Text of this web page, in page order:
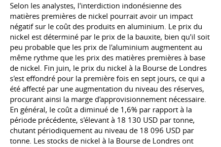
Selon les analystes, l'interdiction indonésienne des
matières premières de nickel pourrait avoir un impact
négatif sur le coût des produits en aluminium. Le prix du
nickel est déterminé par le prix de la bauxite, bien qu'il soit
peu probable que les prix de l'aluminium augmentent au
même rythme que les prix des matières premières à base
de nickel. Fin juin, le prix du nickel à la Bourse de Londres
s'est effondré pour la première fois en sept jours, ce qui a
été affecté par une augmentation du niveau des réserves,
procurant ainsi la marge d'approvisionnement nécessaire.
En général, le coût a diminué de 1,6% par rapport à la
période précédente, s'élevant à 18 130 USD par tonne,
chutant périodiquement au niveau de 18 096 USD par
tonne. Les stocks de nickel à la Bourse de Londres ont